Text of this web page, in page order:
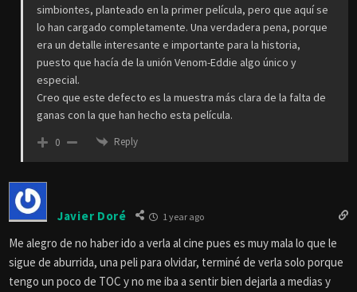
simbiontes, planteado en la primer película, pero que aquí se
lo han cargado completamente. Una verdadera pena, porque
era un detalle interesante e importante para la historia,
puesto que hacía de la unión Venom-Eddie algo único y
especial.
Creo que este defecto es la muestra más clara de la falta de
ganas con la que han hecho esta película.
0 Reply
Javier Doré 1 year ago
Me alegro de no haber ido a verla al cine pues es muy mala lo que le
sigue de aburrida, una peli para olvidar, terminé de verla solo porque
tengo un poco de TOC y no me iba a sentir bien dejarla a medias y